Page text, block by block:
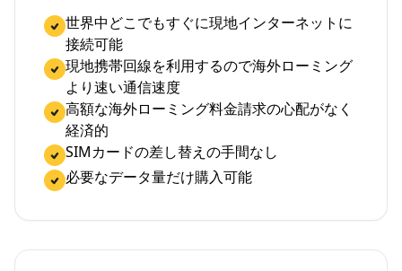
世界中どこでもすぐに現地インターネットに
接続可能
現地携帯回線を利用するので海外ローミング
より速い通信速度
高額な海外ローミング料金請求の心配がなく
経済的
SIMカードの差し替えの手間なし
必要なデータ量だけ購入可能